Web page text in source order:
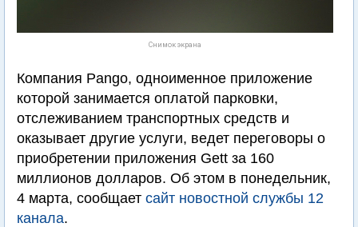
Снимок экрана
Компания Pango, одноименное приложение
которой занимается оплатой парковки,
отслеживанием транспортных средств и
оказывает другие услуги, ведет переговоры о
приобретении приложения Gett за 160
миллионов долларов. Об этом в понедельник,
4 марта, сообщает сайт новостной службы 12
канала.